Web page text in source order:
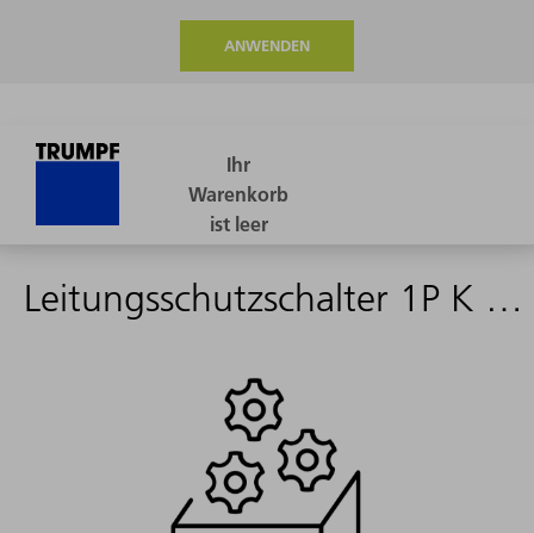
ANWENDEN
Leitungsschutzschalter 1P K 6A - 2263827